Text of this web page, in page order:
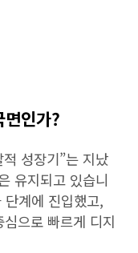
인가?
성장기”는 지났
유지되고 있습니
계에 진입했고,
으로 빠르게 디지